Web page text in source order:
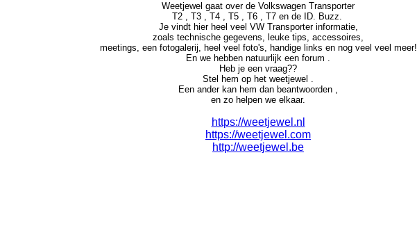
Weetjewel gaat over de Volkswagen Transporter
T2 , T3 , T4 , T5 , T6 , T7 en de ID. Buzz.
Je vindt hier heel veel VW Transporter informatie,
zoals technische gegevens, leuke tips, accessoires,
meetings, een fotogalerij, heel veel foto's, handige links en nog veel veel meer!
En we hebben natuurlijk een forum .
Heb je een vraag??
Stel hem op het weetjewel .
Een ander kan hem dan beantwoorden ,
en zo helpen we elkaar.
https://weetjewel.nl
https://weetjewel.com
http://weetjewel.be